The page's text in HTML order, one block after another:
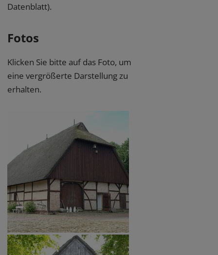
Datenblatt).
Fotos
Klicken Sie bitte auf das Foto, um
eine vergrößerte Darstellung zu
erhalten.